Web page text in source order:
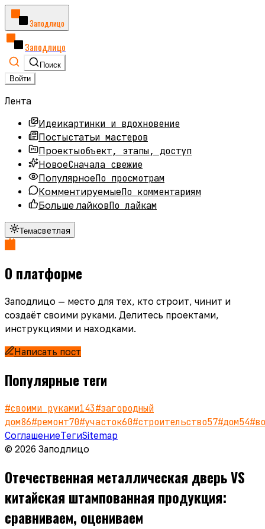
Заподлицо
Заподлицо
Поиск
Войти
Лента
Идеикартинки и вдохновение
Постыстатьи мастеров
Проектыобъект, этапы, доступ
НовоеСначала свежие
ПопулярноеПо просмотрам
КомментируемыеПо комментариям
Больше лайковПо лайкам
Темасветлая
О платформе
Заподлицо — место для тех, кто строит, чинит и
создаёт своими руками. Делитесь проектами,
инструкциями и находками.
Написать пост
Популярные теги
#своими руками143#загородный
дом86#ремонт70#участок60#строительство57#дом54#
СоглашениеТегиSitemap
© 2026 Заподлицо
Отечественная металлическая дверь VS
китайская штампованная продукция:
сравниваем, оцениваем